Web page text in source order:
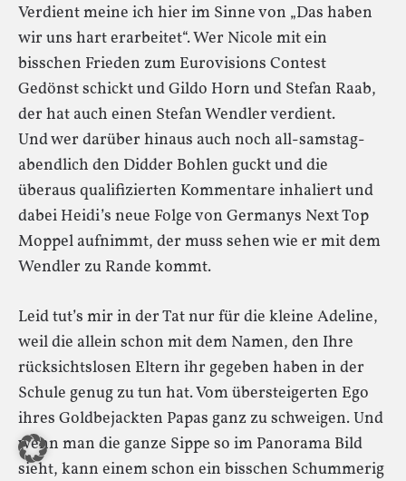
Verdient meine ich hier im Sinne von „Das haben
wir uns hart erarbeitet“. Wer Nicole mit ein
bisschen Frieden zum Eurovisions Contest
Gedönst schickt und Gildo Horn und Stefan Raab,
der hat auch einen Stefan Wendler verdient.
Und wer darüber hinaus auch noch all-samstag-
abendlich den Didder Bohlen guckt und die
überaus qualifizierten Kommentare inhaliert und
dabei Heidi’s neue Folge von Germanys Next Top
Moppel aufnimmt, der muss sehen wie er mit dem
Wendler zu Rande kommt.
Leid tut’s mir in der Tat nur für die kleine Adeline,
weil die allein schon mit dem Namen, den Ihre
rücksichtslosen Eltern ihr gegeben haben in der
Schule genug zu tun hat. Vom übersteigerten Ego
ihres Goldbejackten Papas ganz zu schweigen. Und
wenn man die ganze Sippe so im Panorama Bild
sieht, kann einem schon ein bisschen Schummerig